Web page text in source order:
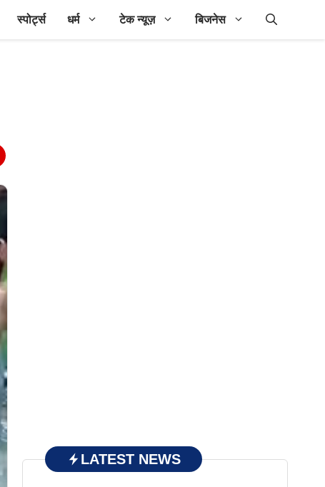
स्पोर्ट्स धर्म टेक न्यूज़ बिजनेस
LATEST NEWS